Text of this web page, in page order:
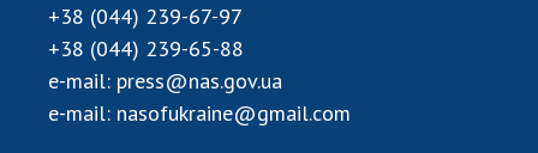
+38 (044) 239-67-97
+38 (044) 239-65-88
e-mail: press@nas.gov.ua
e-mail: nasofukraine@gmail.com